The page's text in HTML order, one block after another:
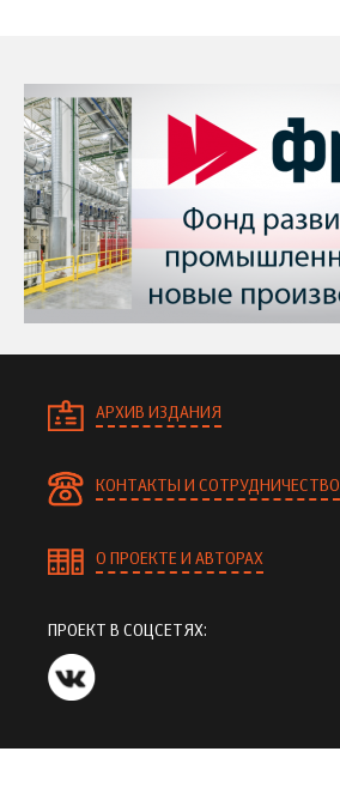
АРХИВ ИЗДАНИЯ
КОНТАКТЫ И СОТРУДНИЧЕСТВО
О ПРОЕКТЕ И АВТОРАХ
ПРОЕКТ В СОЦСЕТЯХ: